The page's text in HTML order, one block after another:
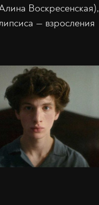
Воскресенская),
— взросления